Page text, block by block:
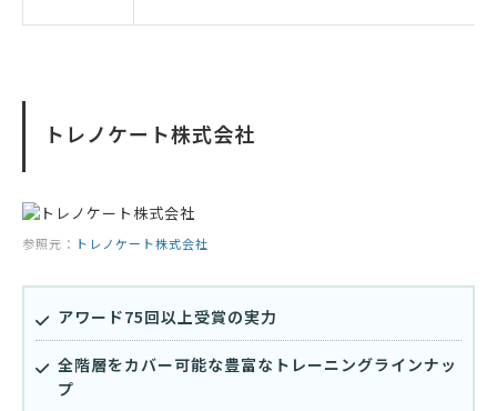
トレノケート株式会社
参照元： トレノケート株式会社
アワード75回以上受賞の実力
全階層をカバー可能な豊富なトレーニングラインナッ
プ